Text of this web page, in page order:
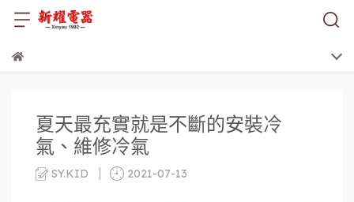
夏天最充實就是不斷的安裝冷
氣、維修冷氣
SY.KID 2021-07-13